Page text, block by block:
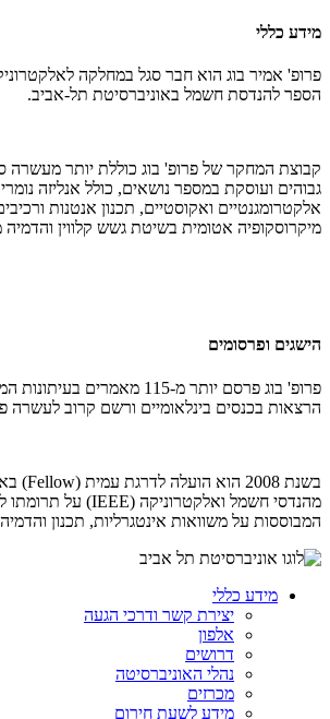
מידע כללי
פרופ' אמיר בוג הוא חבר סגל במחלקה
הספר להנדסת חשמל באוניברסיטת תל-אביב.
קבוצת המחקר של פרופ' בוג כוללת יותר מעשרה
גבוהים ועוסקת במספר נושאים, כולל אנליזה
אלקטרומגנטיים ואקוסטיים, תכנון אנטנות
מיקרוסקופיה אטומית בשיטת גשש קלווין
הישגים ופרסומים
הרצאות בכנסים בינלאומיים ורשם קרוב לעשרה
בשנת 2008 הוא הועלה לדרגת עמית ( Fellow
)
מהנדסי חשמל ואלקטרוניקה (IEEE) על תרומתו
המבוססות על משוואות אינטגרליות, תכנון
מידע כללי
יצירת קשר ודרכי הגעה
אלפון
דרושים
נהלי האוניברסיטה
מכרזים
מידע לשעת חירום